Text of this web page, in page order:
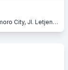
Central Park Mall, Lantai Ground, SOGO, Podomoro City, Jl. Letjend. S. Parman Kav. 28, Slipi, Jakarta Barat, Jakarta